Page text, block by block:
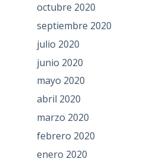
octubre 2020
septiembre 2020
julio 2020
junio 2020
mayo 2020
abril 2020
marzo 2020
febrero 2020
enero 2020